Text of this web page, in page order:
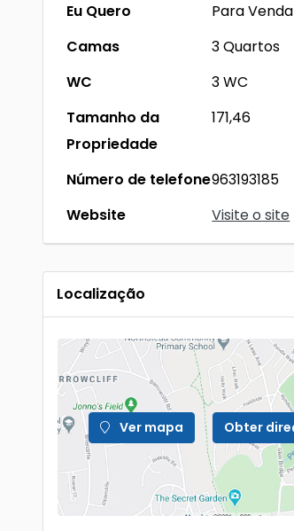
Eu Quero
Para Venda
Camas
3 Quartos
WC
3 WC
Tamanho da
Propriedade
171,46
Número de telefone963193185
Website
Visite o site
Localização
Ver mapa Obter